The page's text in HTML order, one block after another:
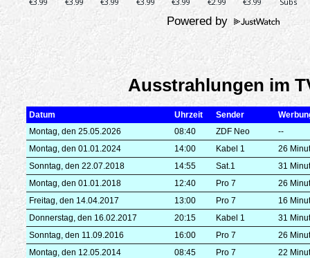
Powered by
Ausstrahlungen im
Datum Uhrzeit Sender
Montag, den 25.05.2026
08:40 ZDF Neo
--
Montag, den 01.01.2024
14:00 Kabel 1
26
Sonntag, den 22.07.2018
14:55 Sat.1
31
Montag, den 01.01.2018
12:40 Pro 7
26
Freitag, den 14.04.2017
13:00 Pro 7
16
Donnerstag, den 16.02.2017
20:15 Kabel 1
31
Sonntag, den 11.09.2016
16:00 Pro 7
26
Montag, den 12.05.2014
08:45 Pro 7
22